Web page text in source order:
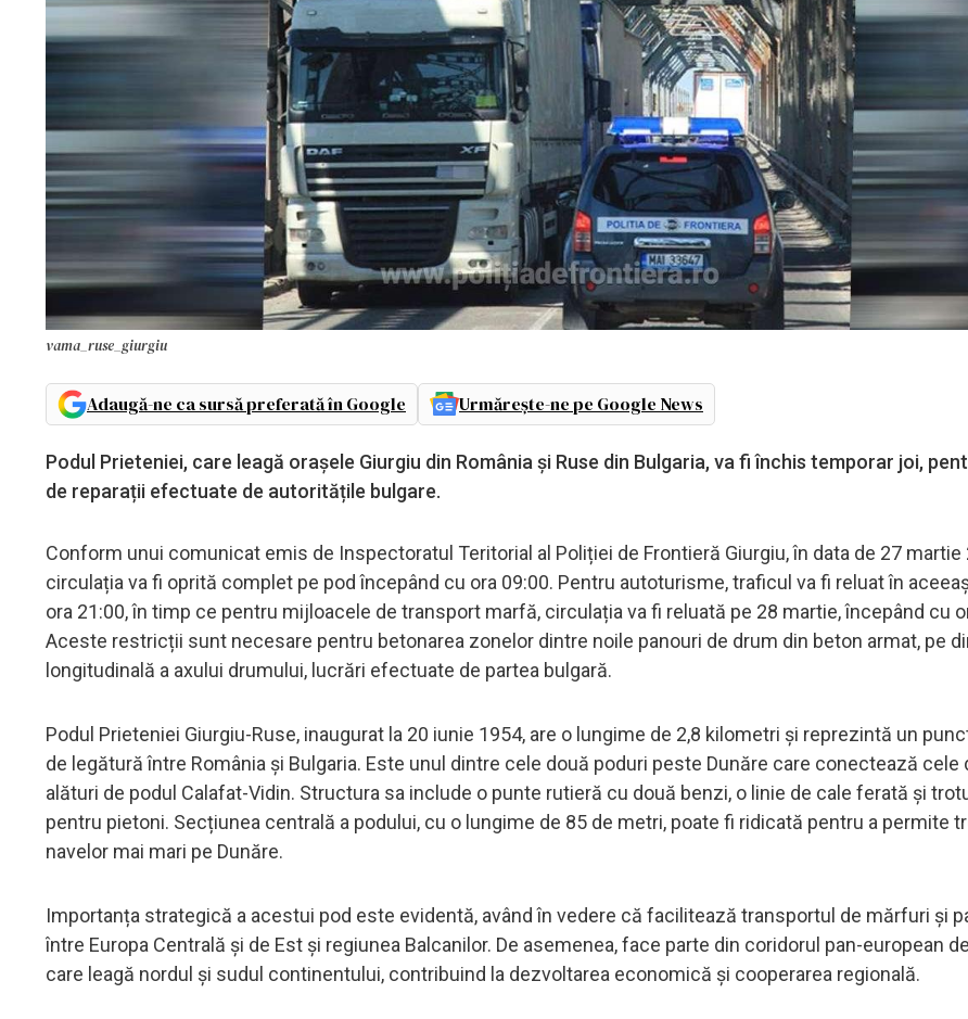
vama_ruse_giurgiu
Adaugă-ne ca sursă preferată în Google Urmărește-ne pe Google News
​Podul Prieteniei, care leagă orașele Giurgiu din România și Ruse din Bulgaria, va fi închis temporar joi,
de reparații efectuate de autoritățile bulgare.
Conform unui comunicat emis de Inspectoratul Teritorial al Poliției de Frontieră Giurgiu, în data de 27 martie
circulația va fi oprită complet pe pod începând cu ora 09:00. Pentru autoturisme, traficul va fi reluat în
ora 21:00, în timp ce pentru mijloacele de transport marfă, circulația va fi reluată pe 28 martie, începând cu
Aceste restricții sunt necesare pentru betonarea zonelor dintre noile panouri de drum din beton armat, pe
longitudinală a axului drumului, lucrări efectuate de partea bulgară. ​
Podul Prieteniei Giurgiu-Ruse, inaugurat la 20 iunie 1954, are o lungime de 2,8 kilometri și reprezintă un
de legătură între România și Bulgaria. Este unul dintre cele două poduri peste Dunăre care conectează cele
alături de podul Calafat-Vidin. Structura sa include o punte rutieră cu două benzi, o linie de cale ferată și
pentru pietoni. Secțiunea centrală a podului, cu o lungime de 85 de metri, poate fi ridicată pentru a permite
navelor mai mari pe Dunăre. ​
Importanța strategică a acestui pod este evidentă, având în vedere că facilitează transportul de mărfuri și
între Europa Centrală și de Est și regiunea Balcanilor. De asemenea, face parte din coridorul pan-european
care leagă nordul și sudul continentului, contribuind la dezvoltarea economică și cooperarea regională.​